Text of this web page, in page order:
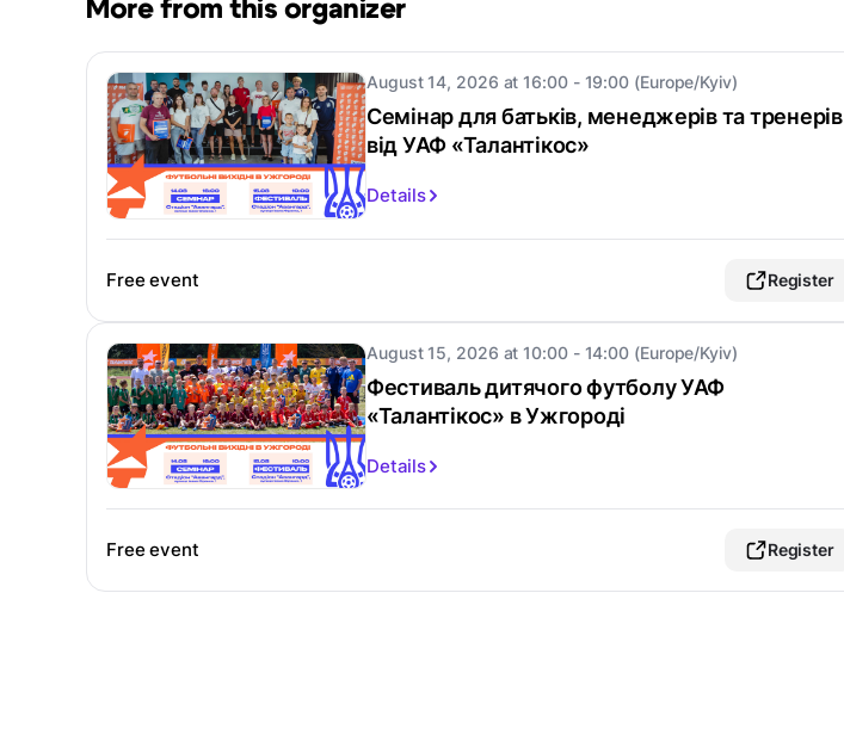
More from this organizer
August 14, 2026 at 16:00 - 19:00 (Europe/Kyiv)
Семінар для батьків, менеджерів та тренерів
від УАФ «Талантікос»
Details
Free event Register
August 15, 2026 at 10:00 - 14:00 (Europe/Kyiv)
Фестиваль дитячого футболу УАФ
«Талантікос» в Ужгороді
Details
Free event Register